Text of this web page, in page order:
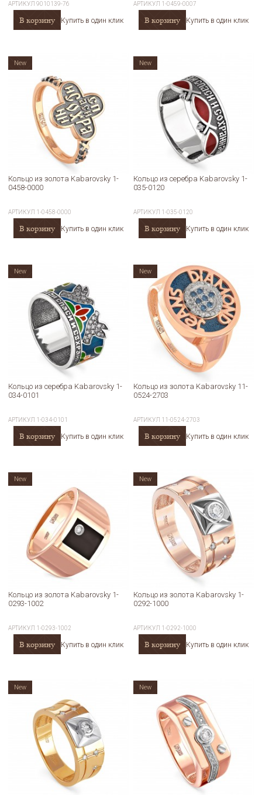
АРТИКУЛ9010139-76
В корзину Купить в один клик
АРТИКУЛ 1-0459-0007
В корзину Купить в один клик
Кольцо из золота Kabarovsky 1-
0458-0000
АРТИКУЛ 1-0458-0000
В корзину Купить в один клик
New
Кольцо из серебра Kabarovsky 1-
035-0120
АРТИКУЛ 1-035-0120
В корзину Купить в один клик
New
Кольцо из серебра Kabarovsky 1-
034-0101
АРТИКУЛ 1-034-0101
В корзину Купить в один клик
New
Кольцо из золота Kabarovsky 11-
0524-2703
АРТИКУЛ 11-0524-2703
В корзину Купить в один клик
New
Кольцо из золота Kabarovsky 1-
0293-1002
АРТИКУЛ 1-0293-1002
В корзину Купить в один клик
New
Кольцо из золота Kabarovsky 1-
0292-1000
АРТИКУЛ 1-0292-1000
В корзину Купить в один клик
New
New New